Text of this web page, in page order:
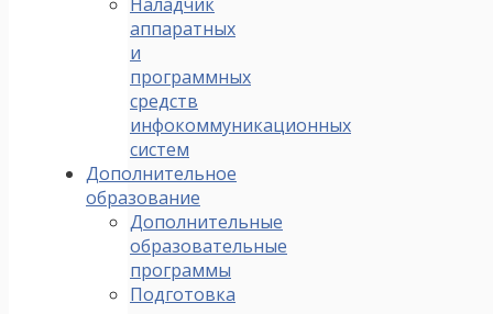
аппаратных
и
программных
средств
инфокоммуникационных
систем
Дополнительное
образование
Дополнительные
образовательные
программы
Подготовка